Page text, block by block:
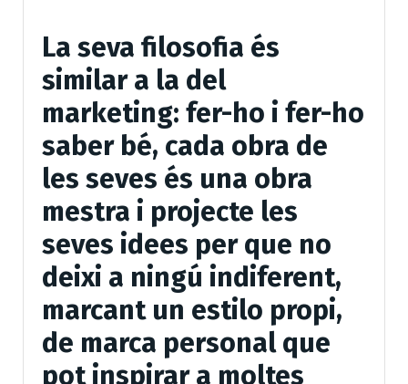
La seva filosofia és
similar a la del
marketing: fer-ho i fer-ho
saber bé, cada obra de
les seves és una obra
mestra i projecte les
seves idees per que no
deixi a ningú indiferent,
marcant un estilo propi,
de marca personal que
pot inspirar a moltes